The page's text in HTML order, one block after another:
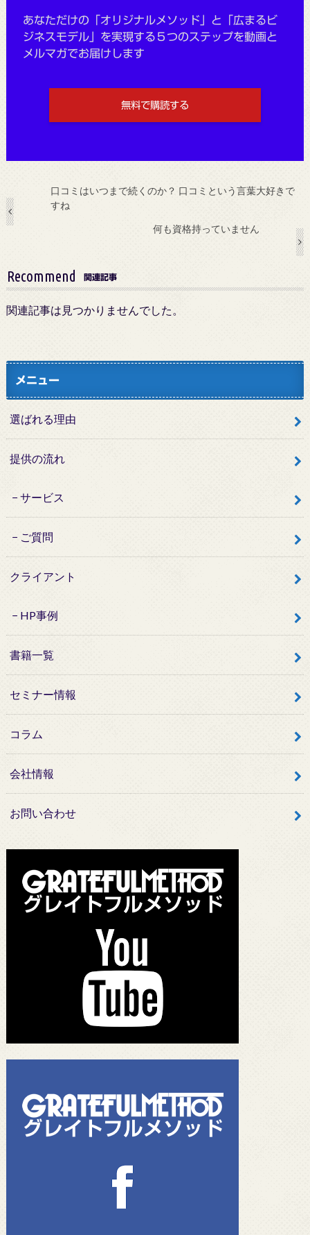
あなただけの「オリジナルメソッド」と「広まるビ
ジネスモデル」を実現する５つのステップを動画と
メルマガでお届けします
無料で購読する
口コミはいつまで続くのか？ 口コミという言葉大好きで
すね
何も資格持っていません
Recommend 関連記事
関連記事は見つかりませんでした。
メニュー
選ばれる理由
提供の流れ
サービス
ご質問
クライアント
HP事例
書籍一覧
セミナー情報
コラム
会社情報
お問い合わせ